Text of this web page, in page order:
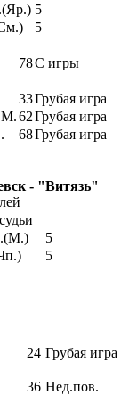
5
5
78С игры
33Грубая игра
62Грубая игра
68Грубая игра
- "Витязь"
5
5
24 Грубая игра
36 Нед.пов.